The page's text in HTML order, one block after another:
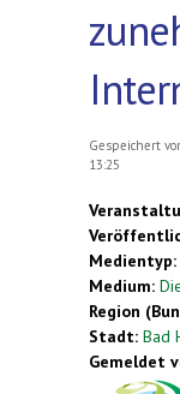
Gespeichert
13:25
Medientyp:
Medium:
Region
Stadt: Bad
Gemeldet